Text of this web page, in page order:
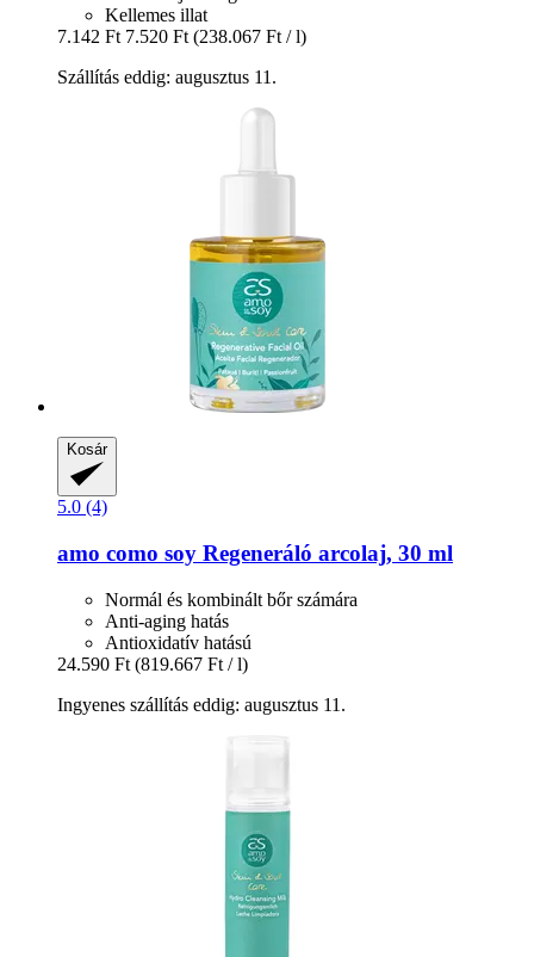
Kellemes illat
7.142 Ft 7.520 Ft (238.067 Ft / l)
Szállítás eddig: augusztus 11.
Kosár
5.0 (4)
amo como soy Regeneráló arcolaj, 30 ml
Normál és kombinált bőr számára
Anti-aging hatás
Antioxidatív hatású
24.590 Ft (819.667 Ft / l)
Ingyenes szállítás eddig: augusztus 11.